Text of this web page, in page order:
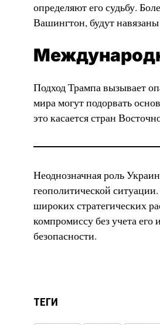
определяют его судьбу.
Вашингтон, будут
Подход Трампа вызывает
мира могут подорвать
это касается стран
Неоднозначная роль
геополитической
широких стратегических
компромиссу без учета
безопасности.
ТЕГИ